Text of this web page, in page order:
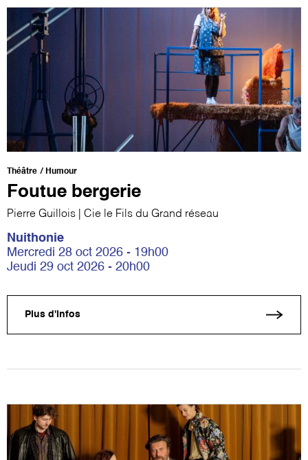
Théâtre Humour
Foutue bergerie
Pierre Guillois | Cie le Fils du Grand réseau
Nuithonie
Mercredi 28 oct 2026 - 19h00
Jeudi 29 oct 2026 - 20h00
Plus d'infos